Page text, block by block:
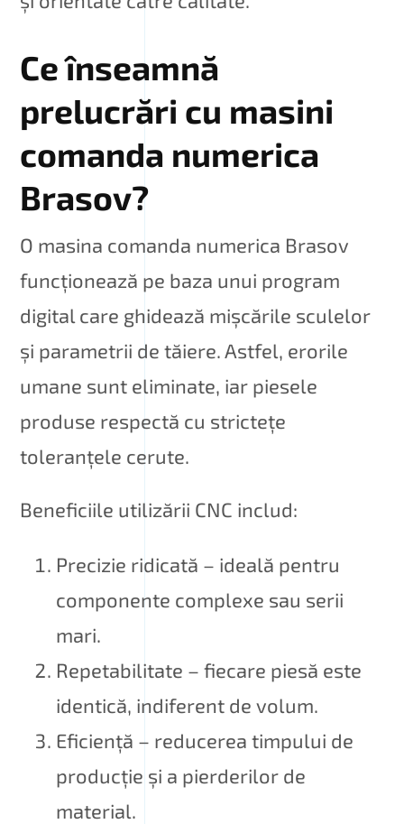
Ce înseamnă
prelucrări cu masini
comanda numerica
Brasov?
O masina comanda numerica Brasov
funcționează pe baza unui program
digital care ghidează mișcările sculelor
și parametrii de tăiere. Astfel, erorile
umane sunt eliminate, iar piesele
produse respectă cu strictețe
toleranțele cerute.
Beneficiile utilizării CNC includ:
Precizie ridicată – ideală pentru
componente complexe sau serii
mari.
Repetabilitate – fiecare piesă este
identică, indiferent de volum.
Eficiență – reducerea timpului de
producție și a pierderilor de
material.